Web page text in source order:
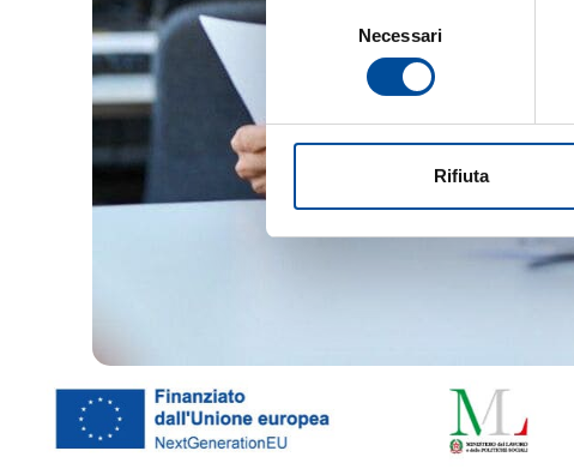
Selezione
Necessari
Rifiuta